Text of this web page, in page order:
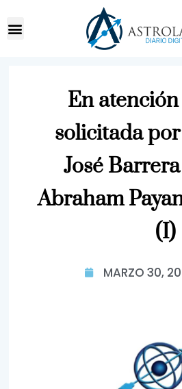
En
solicitada
José
Abraham
(I)
MARZO 30,